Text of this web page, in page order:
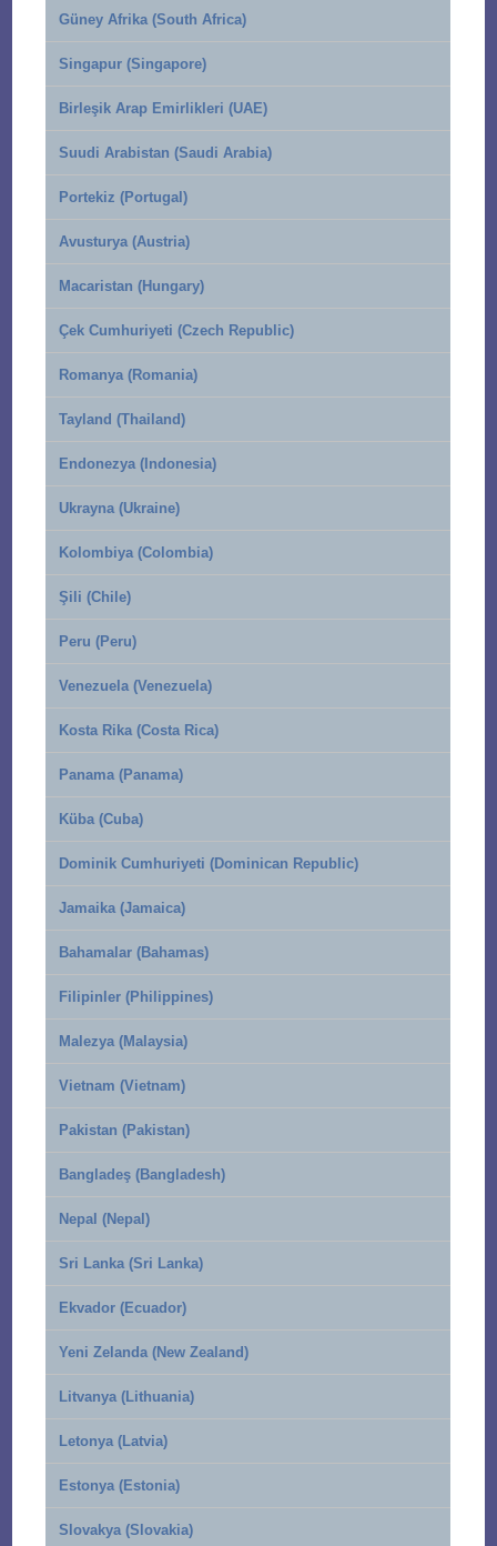
Güney Afrika (South Africa)
Singapur (Singapore)
Birleşik Arap Emirlikleri (UAE)
Suudi Arabistan (Saudi Arabia)
Portekiz (Portugal)
Avusturya (Austria)
Macaristan (Hungary)
Çek Cumhuriyeti (Czech Republic)
Romanya (Romania)
Tayland (Thailand)
Endonezya (Indonesia)
Ukrayna (Ukraine)
Kolombiya (Colombia)
Şili (Chile)
Peru (Peru)
Venezuela (Venezuela)
Kosta Rika (Costa Rica)
Panama (Panama)
Küba (Cuba)
Dominik Cumhuriyeti (Dominican Republic)
Jamaika (Jamaica)
Bahamalar (Bahamas)
Filipinler (Philippines)
Malezya (Malaysia)
Vietnam (Vietnam)
Pakistan (Pakistan)
Bangladeş (Bangladesh)
Nepal (Nepal)
Sri Lanka (Sri Lanka)
Ekvador (Ecuador)
Yeni Zelanda (New Zealand)
Litvanya (Lithuania)
Letonya (Latvia)
Estonya (Estonia)
Slovakya (Slovakia)